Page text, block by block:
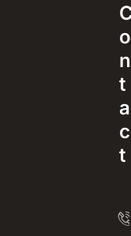
o
n
t
a
c
t